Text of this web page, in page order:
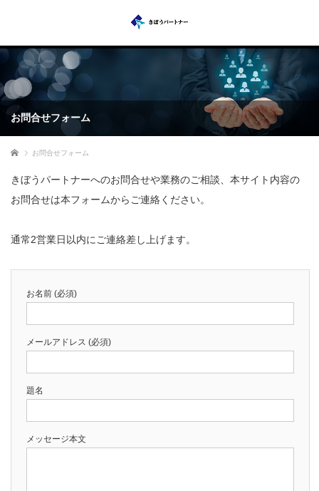
お問合せフォーム
ホーム お問合せフォーム
きぼうパートナーへのお問合せや業務のご相談、本サイト内容の
お問合せは本フォームからご連絡ください。
通常2営業日以内にご連絡差し上げます。
お名前 (必須)
メールアドレス (必須)
題名
メッセージ本文